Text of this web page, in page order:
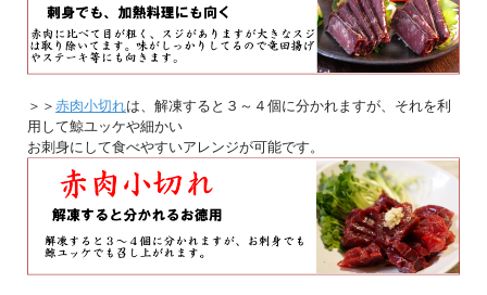
＞＞ 赤肉小切れは、解凍すると３～４個に分かれますが、それを利
用して鯨ユッケや細かい
お刺身にして食べやすいアレンジが可能です。